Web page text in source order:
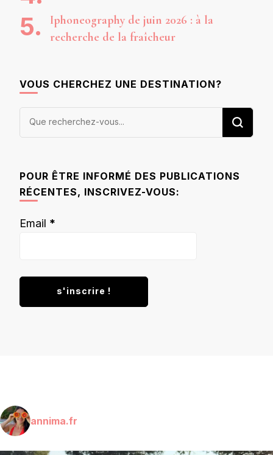
Iphoneography de juin 2026 : à la
recherche de la fraîcheur
VOUS CHERCHEZ UNE DESTINATION?
Vous
POUR ÊTRE INFORMÉ DES PUBLICATIONS
RÉCENTES, INSCRIVEZ-VOUS:
Email *
annima.fr